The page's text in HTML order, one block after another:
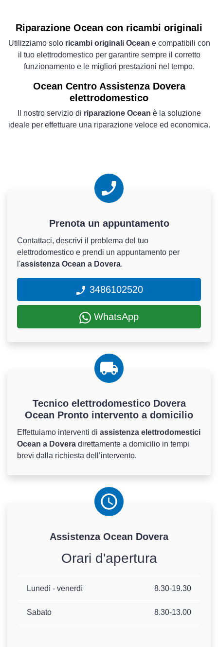
Riparazione Ocean con ricambi originali
Utilizziamo solo ricambi originali Ocean e compatibili con
il tuo elettrodomestico per garantire sempre il corretto
funzionamento e le migliori prestazioni nel tempo.
Ocean Centro Assistenza Dovera
elettrodomestico
Il nostro servizio di riparazione Ocean è la soluzione
ideale per effettuare una riparazione veloce ed economica.
Prenota un appuntamento
Contattaci, descrivi il problema del tuo
elettrodomestico e prendi un appuntamento per
l'assistenza Ocean a Dovera.
3486102520
WhatsApp
Tecnico elettrodomestico Dovera
Ocean Pronto intervento a domicilio
Effettuiamo interventi di assistenza elettrodomestici
Ocean a Dovera direttamente a domicilio in tempi
brevi dalla richiesta dell’intervento.
Assistenza Ocean Dovera
Orari d'apertura
Lunedì - venerdì 8.30-19.30
Sabato 8.30-13.00